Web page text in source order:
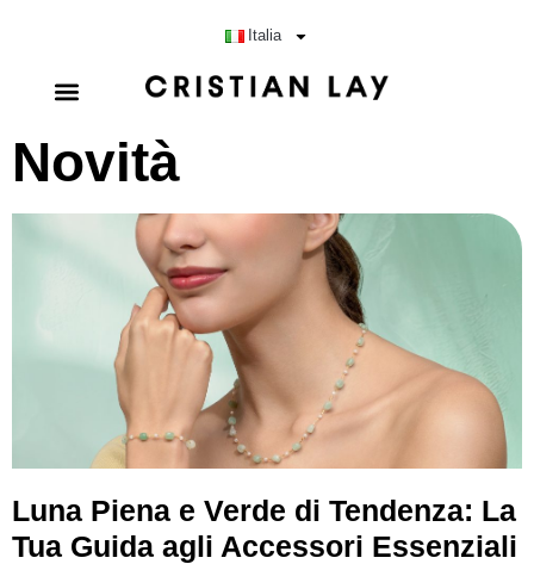
Italia
Novità
Luna Piena e Verde di Tendenza: La
Tua Guida agli Accessori Essenziali